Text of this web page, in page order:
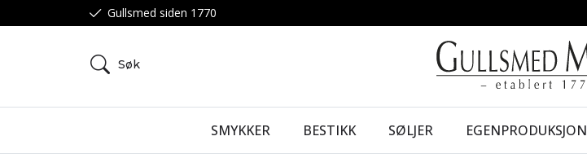
Gullsmed siden 1770
Søk
SMYKKER BESTIKK SØLJER EGENPRODUKSJON